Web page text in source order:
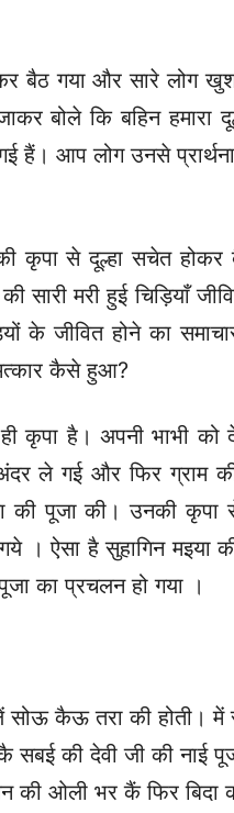
बैठ गया और सारे लोग
बोले कि बहिन हमारा
हैं। आप लोग उनसे
कृपा से दूल्हा सचेत होकर
सारी मरी हुई चिड़ियाँ
के जीवित होने का
कैसे हुआ?
ही कृपा है। अपनी भाभी
ले गई और फिर ग्राम की
की पूजा की। उनकी
। ऐसा है सुहागिन मइया
का प्रचलन हो गया ।
कैऊ तरा की होती। में
सबई की देवी जी की नाई
की ओली भर कैं फिर